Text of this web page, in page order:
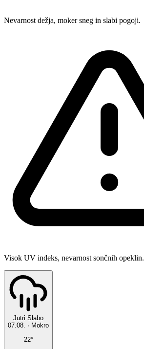
Nevarnost dežja, moker sneg in slabi pogoji.
Visok UV indeks, nevarnost sončnih opeklin.
Jutri Slabo
07.08. · Mokro
22°